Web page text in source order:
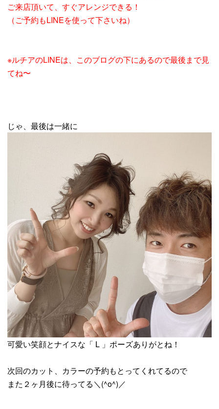
ご来店頂いて、すぐアレンジできる！
（ご予約もLINEを使って下さいね）
※ルチアのLINEは、このブログの下にあるので最後まで見
てね〜
じゃ、最後は一緒に
可愛い笑顔とナイスな「 L 」ポーズありがとね！
次回のカット、カラーの予約もとってくれてるので
また２ヶ月後に待ってる＼(^o^)／